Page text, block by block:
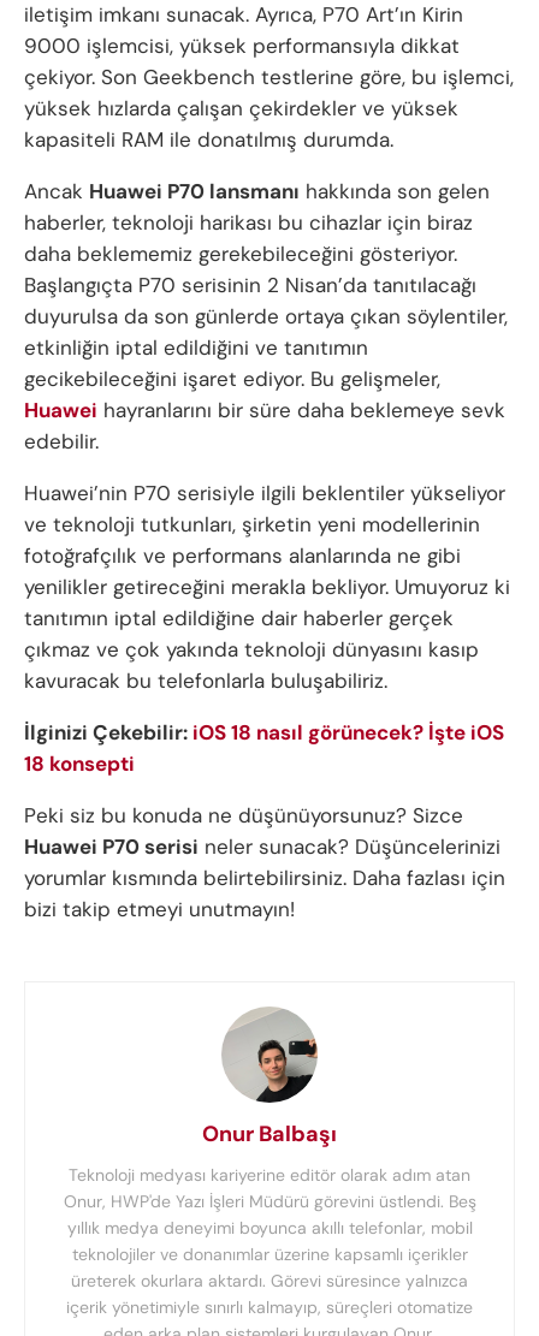
iletişim imkanı sunacak. Ayrıca, P70 Art’ın Kirin
9000 işlemcisi, yüksek performansıyla dikkat
çekiyor. Son Geekbench testlerine göre, bu işlemci,
yüksek hızlarda çalışan çekirdekler ve yüksek
kapasiteli RAM ile donatılmış durumda.
Ancak Huawei P70 lansmanı hakkında son gelen
haberler, teknoloji harikası bu cihazlar için biraz
daha beklememiz gerekebileceğini gösteriyor.
Başlangıçta P70 serisinin 2 Nisan’da tanıtılacağı
duyurulsa da son günlerde ortaya çıkan söylentiler,
etkinliğin iptal edildiğini ve tanıtımın
gecikebileceğini işaret ediyor. Bu gelişmeler,
Huawei hayranlarını bir süre daha beklemeye sevk
edebilir.
Huawei’nin P70 serisiyle ilgili beklentiler yükseliyor
ve teknoloji tutkunları, şirketin yeni modellerinin
fotoğrafçılık ve performans alanlarında ne gibi
yenilikler getireceğini merakla bekliyor. Umuyoruz ki
tanıtımın iptal edildiğine dair haberler gerçek
çıkmaz ve çok yakında teknoloji dünyasını kasıp
kavuracak bu telefonlarla buluşabiliriz.
İlginizi Çekebilir: iOS 18 nasıl görünecek? İşte iOS
18 konsepti
Peki siz bu konuda ne düşünüyorsunuz? Sizce
Huawei P70 serisi neler sunacak? Düşüncelerinizi
yorumlar kısmında belirtebilirsiniz. Daha fazlası için
bizi takip etmeyi unutmayın!
Onur Balbaşı
Teknoloji medyası kariyerine editör olarak adım atan
Onur, HWP'de Yazı İşleri Müdürü görevini üstlendi. Beş
yıllık medya deneyimi boyunca akıllı telefonlar, mobil
teknolojiler ve donanımlar üzerine kapsamlı içerikler
üreterek okurlara aktardı. Görevi süresince yalnızca
içerik yönetimiyle sınırlı kalmayıp, süreçleri otomatize